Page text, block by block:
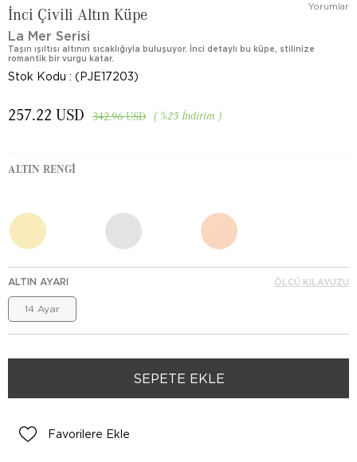
İnci Çivili Altın Küpe Yorumlar
La Mer Serisi
Taşın ışıltısı altının sıcaklığıyla buluşuyor. İnci detaylı bu küpe, stilinize
romantik bir vurgu katar.
Stok Kodu (PJE17203)
%25 İndirim
342.96 USD
257.22 USD
ALTIN RENGI
ALTIN AYARI
14 Ayar
ÖLÇÜ KILAVUZU
Favorilere Ekle